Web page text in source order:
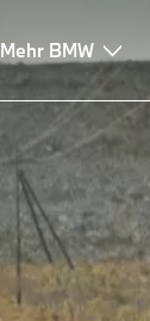
Mehr BMW